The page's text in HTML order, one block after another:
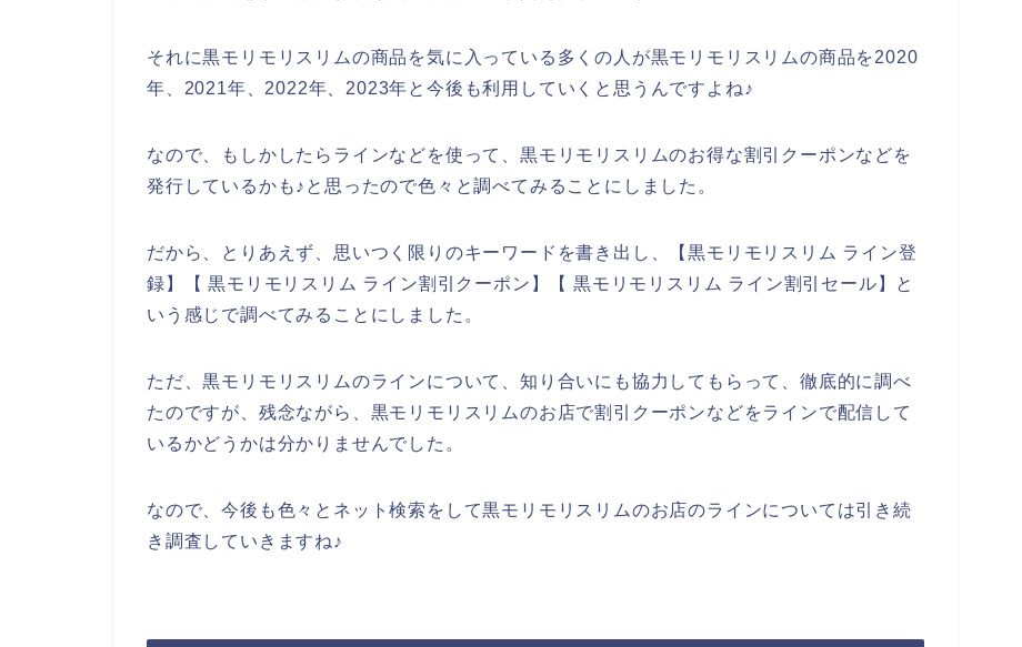
それに黒モリモリスリムの商品を気に入っている多くの人が黒モリモリスリムの商品を2020
年、2021年、2022年、2023年と今後も利用していくと思うんですよね♪
なので、もしかしたらラインなどを使って、黒モリモリスリムのお得な割引クーポンなどを
発行しているかも♪と思ったので色々と調べてみることにしました。
だから、とりあえず、思いつく限りのキーワードを書き出し、【黒モリモリスリム ライン登
録】【 黒モリモリスリム ライン割引クーポン】【 黒モリモリスリム ライン割引セール】と
いう感じで調べてみることにしました。
ただ、黒モリモリスリムのラインについて、知り合いにも協力してもらって、徹底的に調べ
たのですが、残念ながら、黒モリモリスリムのお店で割引クーポンなどをラインで配信して
いるかどうかは分かりませんでした。
なので、今後も色々とネット検索をして黒モリモリスリムのお店のラインについては引き続
き調査していきますね♪